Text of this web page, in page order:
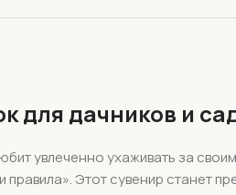
для дачников и
увлеченно ухаживать за
Этот сувенир станет